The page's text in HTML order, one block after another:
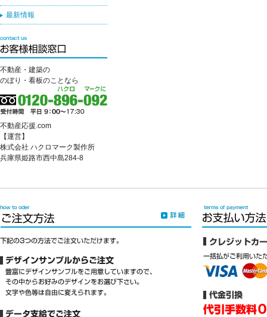
最新情報
不動産・建築の
のぼり・看板のことなら
不動産応援.com
【運営】
株式会社 ハクロマーク製作所
兵庫県姫路市西中島284-8